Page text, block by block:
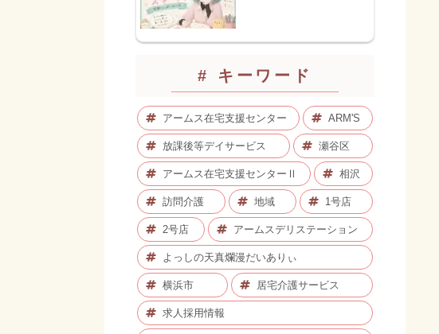
# キーワード
アームス在宅支援センター ARM'S
放課後等デイサービス 瀬谷区
アームス在宅支援センターⅡ 相沢
訪問介護 地域 1号店
2号店 アームスデリステーション
よっしの天真爛漫だいありぃ
横浜市 居宅介護サービス
求人採用情報